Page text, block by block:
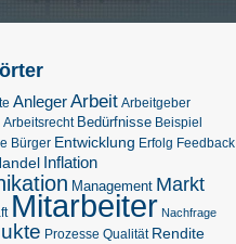
AnlegerArbeit Arbeitgeber
Arbeitsrecht Bedürfnisse Beispiel
Bürger Entwicklung Erfolg Feedback
Inflation
Management Markt
Mitarbeiter Nachfrage
Prozesse Qualität Rendite